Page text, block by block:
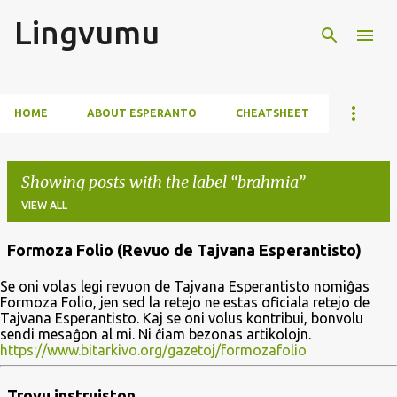
Lingvumu
HOME ABOUT ESPERANTO CHEATSHEET
Showing posts with the label brahmia
VIEW ALL
o
s
t
s
Formoza Folio (Revuo de Tajvana Esperantisto)
Se oni volas legi revuon de Tajvana Esperantisto nomiĝas
Formoza Folio, jen sed la retejo ne estas oficiala retejo de
Tajvana Esperantisto. Kaj se oni volus kontribui, bonvolu
sendi mesaĝon al mi. Ni ĉiam bezonas artikolojn.
https://www.bitarkivo.org/gazetoj/formozafolio